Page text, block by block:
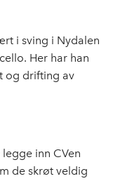
i sving i Nydalen
Her har han
og drifting av
inn CVen
de skrøt veldig